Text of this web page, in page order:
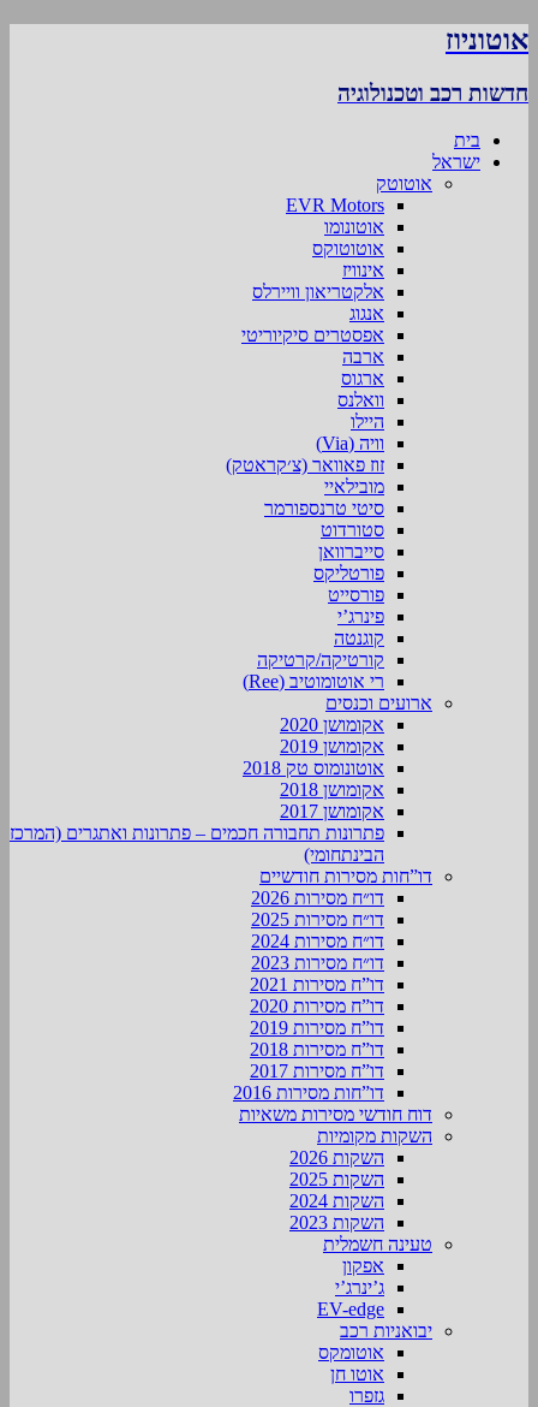
אוטוניוז
חדשות רכב וטכנולוגיה
בית
ישראל
אוטוטק
EVR Motors
אוטונומו
אוטוטוקס
אינוויז
אלקטריאון וויירלס
אנגוג
אפסטרים סיקיוריטי
ארבה
ארגוס
וואלנס
היילו
וויה (Via)
זוז פאוואר (צ׳קראטק)
מובילאיי
סיטי טרנספורמר
סטורדוט
סייברוואן
פורטליקס
פורסייט
פינרג’י
קוגנטה
קורטיקה/קרטיקה
רי אוטומוטיב (Ree)
ארועים וכנסים
אקומושן 2020
אקומושן 2019
אוטונומוס טק 2018
אקומושן 2018
אקומושן 2017
פתרונות תחבורה חכמים – פתרונות ואתגרים (המרכז
הבינתחומי)
דו”חות מסירות חודשיים
דו״ח מסירות 2026
דו״ח מסירות 2025
דו״ח מסירות 2024
דו״ח מסירות 2023
דו”ח מסירות 2021
דו”ח מסירות 2020
דו”ח מסירות 2019
דו”ח מסירות 2018
דו”ח מסירות 2017
דו”חות מסירות 2016
דוח חודשי מסירות משאיות
השקות מקומיות
השקות 2026
השקות 2025
השקות 2024
השקות 2023
טעינה חשמלית
אפקון
ג’ינרג’י
EV-edge
יבואניות רכב
אוטומקס
אוטו חן
גזפרו